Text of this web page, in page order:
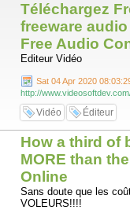
Téléchargez
freeware
Free Audio
Editeur Vidéo
Sat 04 Apr 2020
http://
Vidéo Éditeur
How a third of
MORE than
Online
Sans doute que les
VOLEURS!!!!